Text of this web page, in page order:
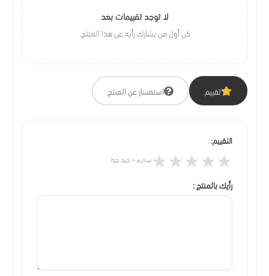
لا توجد تقييمات بعد
كن أول من يشارك رأيه عن هذا المنتج.
تقييم استفسار عن المنتج
التقييم:
★★★★★ سيء – جيد جدا
رأيك بالمنتج :